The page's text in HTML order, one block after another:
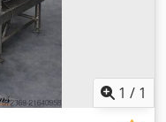
1 / 1